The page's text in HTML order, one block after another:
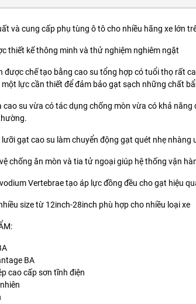
và cung cấp phụ tùng ô tô cho nhiều hãng xe lớn
thiết kế thông minh và thử nghiệm nghiêm ngặt
được chế tạo bằng cao su tổng hợp có tuổi thọ rất
lực cần thiết để đảm bảo gạt sạch những chất
cao su vừa có tác dụng chống mòn vừa có khả
gạt cao su làm chuyển động gạt quét nhẹ nhàng
chống ăn mòn và tia tử ngoại giúp hệ thống vận
Vertebrae tạo áp lực đồng đều cho gạt hiệu
size từ 12inch-28inch phù hợp cho nhiều loại xe
BA
cao cấp sơn tĩnh điện